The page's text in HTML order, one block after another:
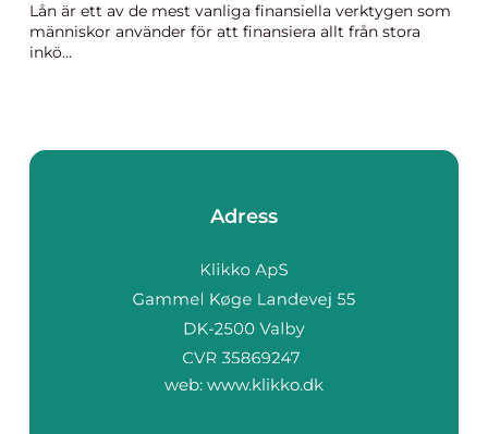
Lån är ett av de mest vanliga finansiella verktygen som
människor använder för att finansiera allt från stora
inkö...
Adress
web: www.klikko.dk